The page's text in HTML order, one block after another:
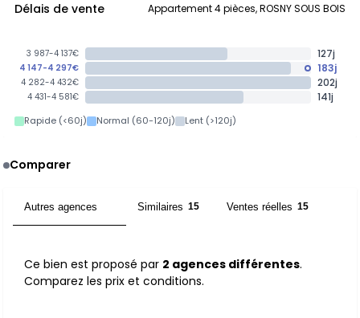
Délais de vente Appartement 4 pièces, ROSNY SOUS BOIS
3 987-4 137€ 127j
4 147-4 297€ 183j
4 282-4 432€ 202j
4 431-4 581€ 141j
Rapide (<60j) Normal (60-120j) Lent (>120j)
Comparer
Autres agences Similaires 15 Ventes réelles 15
Ce bien est proposé par 2 agences différentes.
Comparez les prix et conditions.